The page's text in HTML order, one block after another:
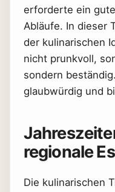
erforderte ein
Abläufe. In dieser
der kulinarischen
nicht prunkvoll,
sondern
glaubwürdig und
regionale
Die kulinarischen